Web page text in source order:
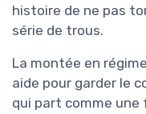
histoire de ne pas
série de trous.
La montée en
aide pour garder le
qui part comme une